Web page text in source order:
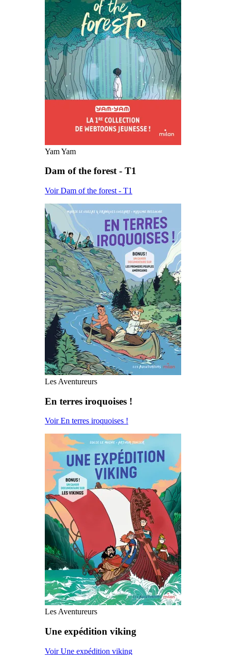
Yam Yam
Dam of the forest - T1
Voir Dam of the forest - T1
Les Aventureurs
En terres iroquoises !
Voir En terres iroquoises !
Les Aventureurs
Une expédition viking
Voir Une expédition viking